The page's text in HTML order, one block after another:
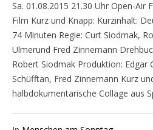
Sa. 01.08.2015 21.30 Uhr Open-Air
Film Kurz und Knapp: Kurzinhalt:
74 Minuten Regie: Curt Siodmak,
Ulmerund Fred Zinnemann
Robert Siodmak Produktion: Edgar
Schüfftan, Fred Zinnemann Kurz
halbdokumentarische Collage aus